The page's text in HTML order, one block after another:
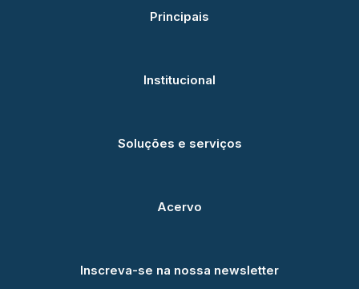
Principais
Institucional
Soluções e serviços
Acervo
Inscreva-se na nossa newsletter